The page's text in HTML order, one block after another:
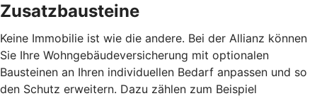
Zusatzbausteine
Keine Immobilie ist wie die andere. Bei der Allianz können
Sie Ihre Wohngebäudeversicherung mit optionalen
Bausteinen an Ihren individuellen Bedarf anpassen und so
den Schutz erweitern. Dazu zählen zum Beispiel